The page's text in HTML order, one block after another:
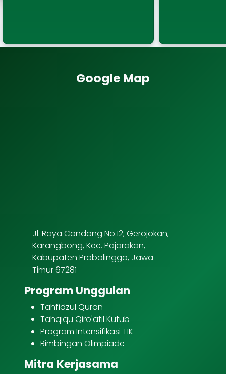
Google Map
Jl. Raya Condong No.12, Gerojokan,
Karangbong, Kec. Pajarakan,
Kabupaten Probolinggo, Jawa
Timur 67281
Program Unggulan
Tahfidzul Quran
Tahqiqu Qiro'atil Kutub
Program Intensifikasi TIK
Bimbingan Olimpiade
Mitra Kerjasama